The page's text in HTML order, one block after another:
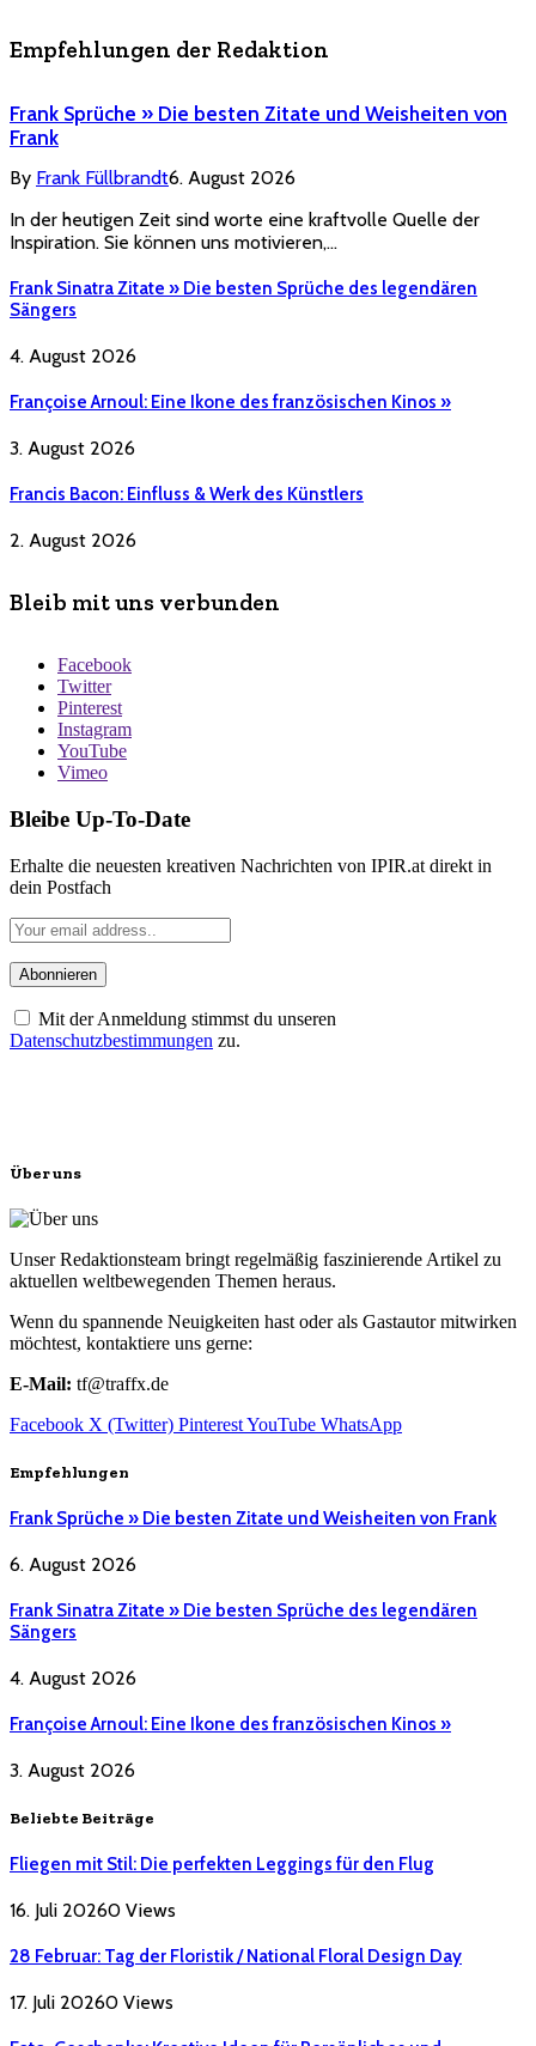
Empfehlungen der Redaktion
Frank Sprüche » Die besten Zitate und Weisheiten von
Frank
By Frank Füllbrandt6. August 2026
In der heutigen Zeit sind worte eine kraftvolle Quelle der
Inspiration. Sie können uns motivieren,…
Frank Sinatra Zitate » Die besten Sprüche des legendären
Sängers
4. August 2026
Françoise Arnoul: Eine Ikone des französischen Kinos »
3. August 2026
Francis Bacon: Einfluss & Werk des Künstlers
2. August 2026
Bleib mit uns verbunden
Facebook
Twitter
Pinterest
Instagram
YouTube
Vimeo
Bleibe Up-To-Date
Erhalte die neuesten kreativen Nachrichten von IPIR.at direkt in
dein Postfach
Mit der Anmeldung stimmst du unseren
Datenschutzbestimmungen zu.
Über uns
Unser Redaktionsteam bringt regelmäßig faszinierende Artikel zu
aktuellen weltbewegenden Themen heraus.
Wenn du spannende Neuigkeiten hast oder als Gastautor mitwirken
möchtest, kontaktiere uns gerne:
E-Mail: tf@traffx.de
Facebook X (Twitter) PinterestYouTube WhatsApp
Empfehlungen
Frank Sprüche » Die besten Zitate und Weisheiten von Frank
6. August 2026
Frank Sinatra Zitate » Die besten Sprüche des legendären
Sängers
4. August 2026
Françoise Arnoul: Eine Ikone des französischen Kinos »
3. August 2026
Beliebte Beiträge
Fliegen mit Stil: Die perfekten Leggings für den Flug
16. Juli 20260 Views
28 Februar: Tag der Floristik / National Floral Design Day
17. Juli 20260 Views